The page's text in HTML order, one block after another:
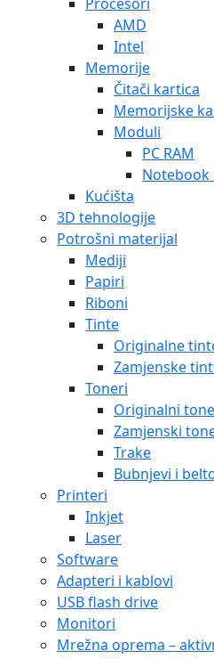
AMD
Intel
Memorije
Čitači kartica
Memorijske
Moduli
PC RAM
Notebook
Kućišta
3D tehnologije
Potrošni materijal
Mediji
Papiri
Riboni
Tinte
Originalne
Zamjenske
Toneri
Originalni
Zamjenski
Trake
Bubnjevi i
Printeri
Inkjet
Laser
Software
Adapteri i kablovi
USB flash drive
Monitori
Mrežna oprema –